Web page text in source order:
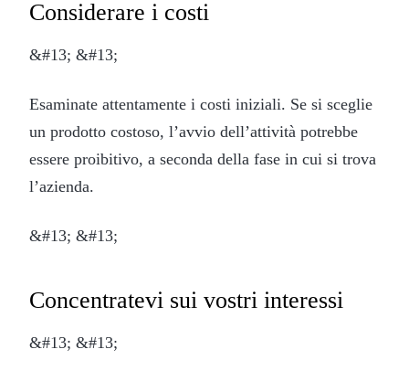
Considerare i costi
&#13; &#13;
Esaminate attentamente i costi iniziali. Se si sceglie
un prodotto costoso, l’avvio dell’attività potrebbe
essere proibitivo, a seconda della fase in cui si trova
l’azienda.
&#13; &#13;
Concentratevi sui vostri interessi
&#13; &#13;